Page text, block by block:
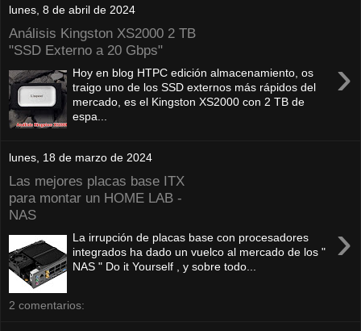
lunes, 8 de abril de 2024
Análisis Kingston XS2000 2 TB
"SSD Externo a 20 Gbps"
›
Hoy en blog HTPC edición almacenamiento, os
traigo uno de los SSD externos más rápidos del
mercado, es el Kingston XS2000 con 2 TB de
espa...
lunes, 18 de marzo de 2024
Las mejores placas base ITX
para montar un HOME LAB -
NAS
›
La irrupción de placas base con procesadores
integrados ha dado un vuelco al mercado de los "
NAS " Do it Yourself , y sobre todo...
2 comentarios: